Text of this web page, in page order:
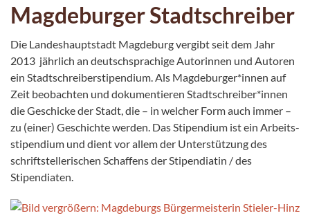
Magdeburger Stadtschreiber
Die Landeshauptstadt Magdeburg vergibt seit dem Jahr
2013 jährlich an deutschsprachige Auto­rin­nen und Autoren
ein Stadtschreiberstipendium. Als Magdeburger*innen auf
Zeit beobachten und dokumentieren Stadt­schrei­ber*in­nen
die Ge­schicke der Stadt, die – in welcher Form auch immer –
zu (einer) Ge­schichte werden. Das Stipendium ist ein Arbeits­
stipendium und dient vor allem der Un­ter­stützung des
schriftstellerischen Schaffens der Sti­pendiatin / des
Stipendiaten.